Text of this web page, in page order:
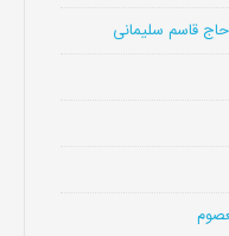
قاسم سلیمانی